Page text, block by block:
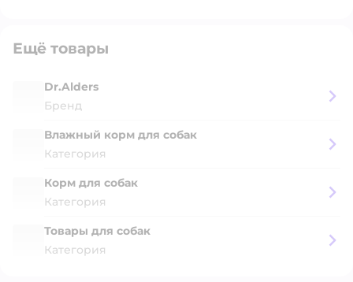
Ещё товары
Dr.Alders
Бренд
Влажный корм для собак
Категория
Корм для собак
Категория
Товары для собак
Категория